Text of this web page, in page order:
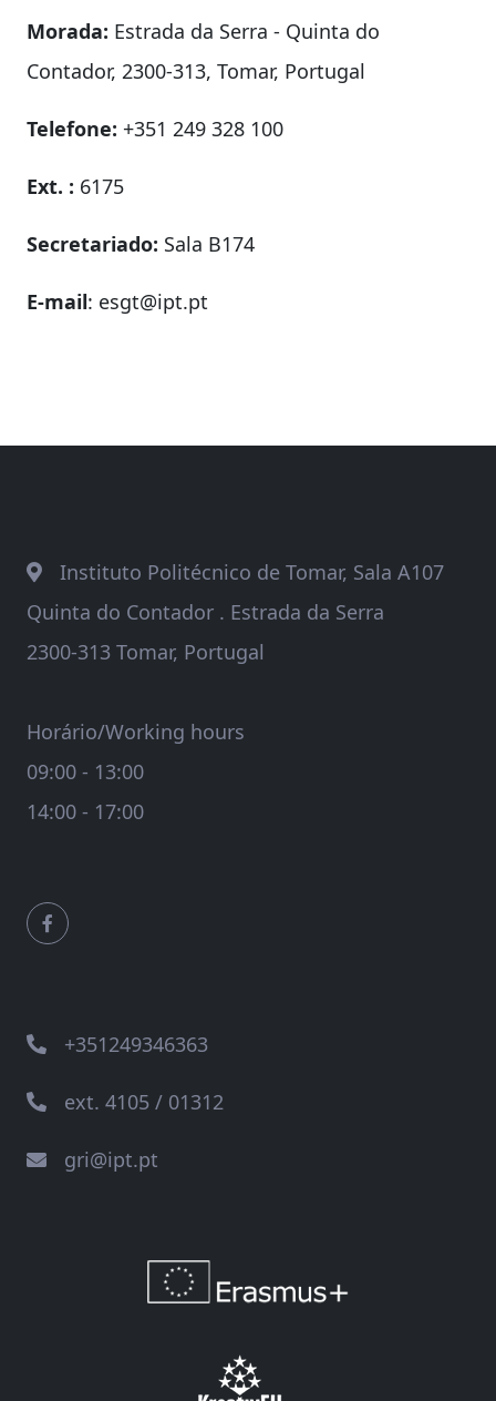
Morada: Estrada da Serra - Quinta do
Contador, 2300-313, Tomar, Portugal
Telefone: +351 249 328 100
Ext. : 6175
Secretariado: Sala B174
E-mail: esgt@ipt.pt
Instituto Politécnico de Tomar, Sala A107
Quinta do Contador . Estrada da Serra
2300-313 Tomar, Portugal
Horário/Working hours
09:00 - 13:00
14:00 - 17:00
+351249346363
ext. 4105 / 01312
gri@ipt.pt